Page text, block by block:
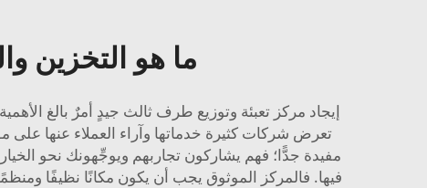
ما هو التخزين
إيجاد مركز تعبئة وتوزيع طرف ثالث جيدٍ أمرٌ بالغ
تعرض شركات كثيرة خدماتها وآراء العملاء عنها على
مفيدة جدًّا؛ فهم يشاركون تجاربهم ويوجِّهونك نحو
فيها. فالمركز الموثوق يجب أن يكون مكانًا نظيفًا